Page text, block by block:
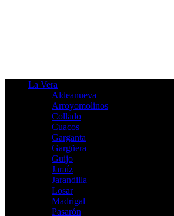
La Vera
Aldeanueva
Arroyomolinos
Collado
Cuacos
Garganta
Gargüera
Guijo
Jaraíz
Jarandilla
Losar
Madrigal
Pasarón